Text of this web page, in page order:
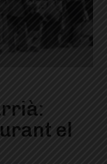
el